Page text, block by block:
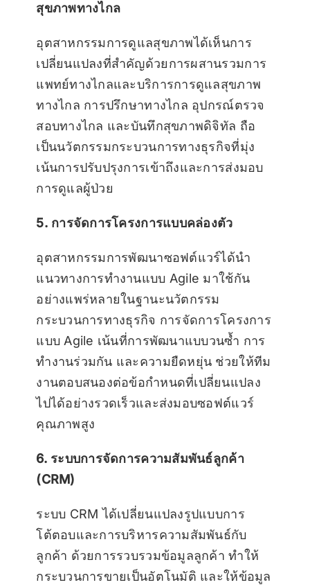
สุขภาพทางไกล
อุตสาหกรรมการดูแลสุขภาพได้เห็นการ
เปลี่ยนแปลงที่สำคัญด้วยการผสานรวมการ
แพทย์ทางไกลและบริการการดูแลสุขภาพ
ทางไกล การปรึกษาทางไกล อุปกรณ์ตรวจ
สอบทางไกล และบันทึกสุขภาพดิจิทัล ถือ
เป็นนวัตกรรมกระบวนการทางธุรกิจที่มุ่ง
เน้นการปรับปรุงการเข้าถึงและการส่งมอบ
การดูแลผู้ป่วย
5. การจัดการโครงการแบบคล่องตัว
อุตสาหกรรมการพัฒนาซอฟต์แวร์ได้นำ
แนวทางการทำงานแบบ Agile มาใช้กัน
อย่างแพร่หลายในฐานะนวัตกรรม
กระบวนการทางธุรกิจ การจัดการโครงการ
แบบ Agile เน้นที่การพัฒนาแบบวนซ้ำ การ
ทำงานร่วมกัน และความยืดหยุ่น ช่วยให้ทีม
งานตอบสนองต่อข้อกำหนดที่เปลี่ยนแปลง
ไปได้อย่างรวดเร็วและส่งมอบซอฟต์แวร์
คุณภาพสูง
6. ระบบการจัดการความสัมพันธ์ลูกค้า
(CRM)
ระบบ CRM ได้เปลี่ยนแปลงรูปแบบการ
โต้ตอบและการบริหารความสัมพันธ์กับ
ลูกค้า ด้วยการรวบรวมข้อมูลลูกค้า ทำให้
กระบวนการขายเป็นอัตโนมัติ และให้ข้อมูล